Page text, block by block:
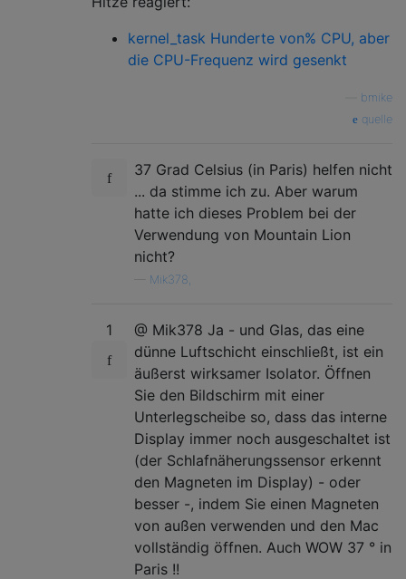
kernel_task Hunderte von% CPU, aber
die CPU-Frequenz wird gesenkt
bmike
quelle
37 Grad Celsius (in Paris) helfen nicht
... da stimme ich zu. Aber warum
hatte ich dieses Problem bei der
Verwendung von Mountain Lion
nicht?
Mik378,
1
@ Mik378 Ja - und Glas, das eine
dünne Luftschicht einschließt, ist ein
äußerst wirksamer Isolator. Öffnen
Sie den Bildschirm mit einer
Unterlegscheibe so, dass das interne
Display immer noch ausgeschaltet ist
(der Schlafnäherungssensor erkennt
den Magneten im Display) - oder
besser -, indem Sie einen Magneten
von außen verwenden und den Mac
vollständig öffnen. Auch WOW 37 ° in
Paris !!